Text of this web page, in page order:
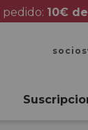
10€